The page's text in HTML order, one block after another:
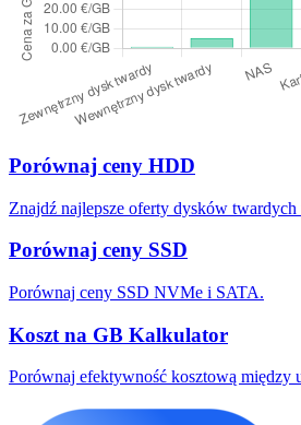
Porównaj ceny HDD
Znajdź najlepsze oferty dysków twardych
Porównaj ceny SSD
Porównaj ceny SSD NVMe i SATA.
Koszt na GB Kalkulator
Porównaj efektywność kosztową między